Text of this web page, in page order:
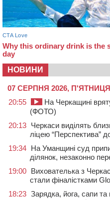
НОВИНИ
07 СЕРПНЯ 2026, П'ЯТНИЦЯ
20:55
На Черкащині
(ФОТО)
20:13 Черкаси виділять
ліцею “Перспектива”
19:34 На Уманщині суд
ділянок, незаконно
19:00 Вихователька з Черкас
стали фіналістками
18:23 Зарядка, йога, сапи та